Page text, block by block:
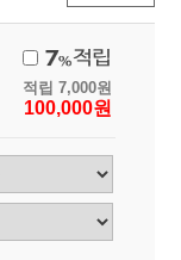
적립 7,000원
100,000원